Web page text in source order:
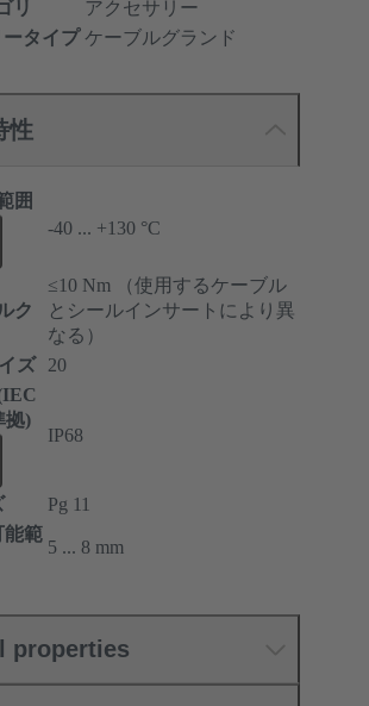
リ
アクセサリー
タイプ ケーブルグランド
性
囲
-40 ... +130 °C
ク
≤10 Nm （使用するケーブル
とシールインサートにより異
なる）
ズ
20
拠)
IP68
Pg 11
能範
5 ... 8 mm
properties